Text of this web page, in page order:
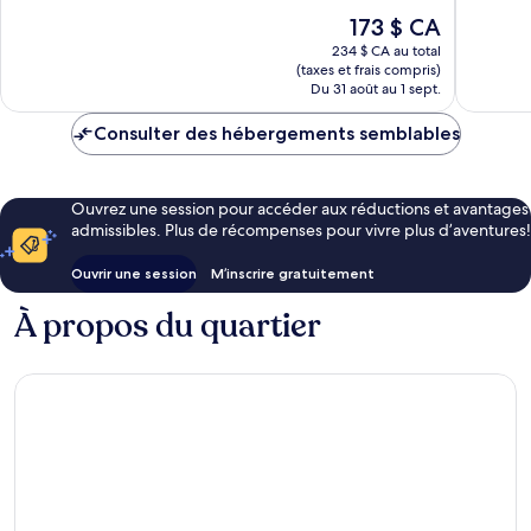
Le
prix
est
de
173 $ CA
173 $ CA
234 $ CA au total
(taxes et frais compris)
Du 31 août au 1 sept.
Consulter des hébergements semblables
Ouvrez une session pour accéder aux réductions et avantages
admissibles. Plus de récompenses pour vivre plus d’aventures!
Ouvrir une session M’inscrire gratuitement
À propos du quartier